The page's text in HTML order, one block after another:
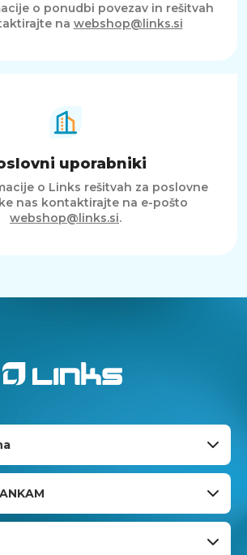
o ponudbi povezav in rešitvah
na webshop@links.si
uporabniki
o Links rešitvah za poslovne
nas kontaktirajte na e-pošto
webshop@links.si.